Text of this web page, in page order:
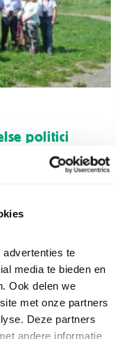
te
media te bieden en
Ook delen we
met onze partners
Deze partners
andere informatie
politici
van